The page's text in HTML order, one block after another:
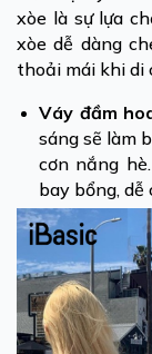
xòe là sự lựa
xòe dễ dàng
thoải mái khi di
Váy đầm
sáng sẽ làm
cơn nắng
bay bổng,